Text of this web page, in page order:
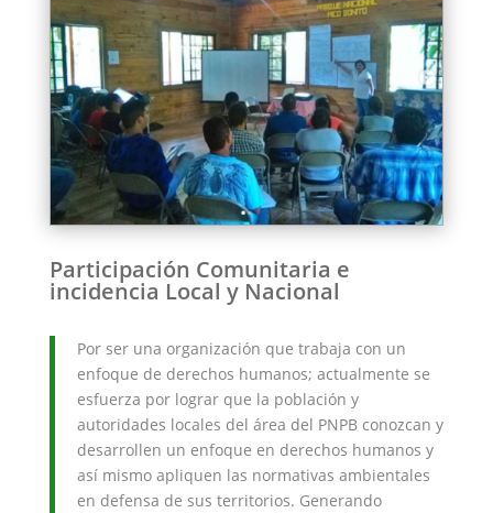
Participación Comunitaria e
incidencia Local y Nacional
Por ser una organización que trabaja con un
enfoque de derechos humanos; actualmente se
esfuerza por lograr que la población y
autoridades locales del área del PNPB conozcan y
desarrollen un enfoque en derechos humanos y
así mismo apliquen las normativas ambientales
en defensa de sus territorios. Generando